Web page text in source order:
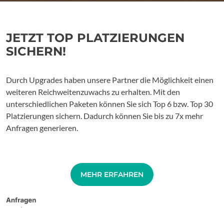
JETZT TOP PLATZIERUNGEN
SICHERN!
Durch Upgrades haben unsere Partner die Möglichkeit einen
weiteren Reichweitenzuwachs zu erhalten. Mit den
unterschiedlichen Paketen können Sie sich Top 6 bzw. Top 30
Platzierungen sichern. Dadurch können Sie bis zu 7x mehr
Anfragen generieren.
MEHR ERFAHREN